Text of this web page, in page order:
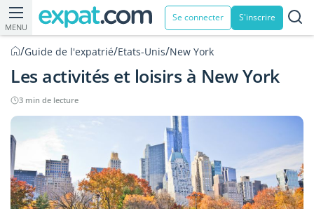
MENU
Se connecter S'inscrire
/Guide de l'expatrié/Etats-Unis/New York
Les activités et loisirs à New York
3 min de lecture